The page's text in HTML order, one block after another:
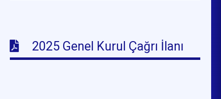
2025 Genel Kurul Çağrı İlanı